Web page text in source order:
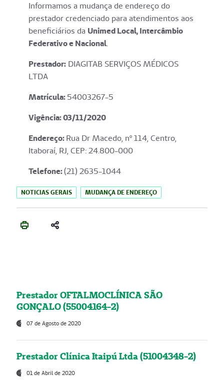
Informamos a mudança de endereço do
prestador credenciado para atendimentos aos
beneficiários da Unimed Local, Intercâmbio
Federativo e Nacional.
Prestador: DIAGITAB SERVIÇOS MÉDICOS
LTDA
Matrícula:54003267-5
Vigência: 03/11/2020
Endereço:Rua Dr Macedo, nº 114, Centro,
Itaboraí, RJ, CEP: 24.800-000
Telefone:(21) 2635-1044
NOTICIAS GERAIS MUDANÇA DE ENDEREÇO
Prestador OFTALMOCLÍNICA SÃO
GONÇALO (55004164-2)
07 de Agosto de 2020
Prestador Clínica Itaipú Ltda (51004348-2)
01 de Abril de 2020